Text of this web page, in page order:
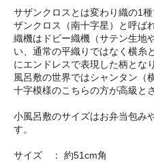
サザンクロスとは変わり織の1
ザンクロス（南十字星）と呼ば
織機はドビー織機（サテン生地
い、通常の平織りではなく横糸
にエンドレスで表現した柄とな
風呂敷の世界ではシャンタン（
十字模様のこちらの方が高級と
小風呂敷のサイズはお弁当包み
す。
サイズ ： 約51cm角